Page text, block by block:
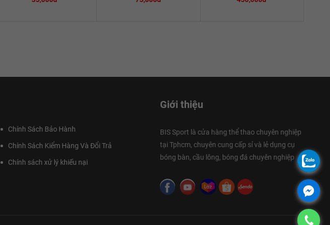
Chính Sách Bảo Hành
Chính Sách Kiểm Hàng Và Đổi Trả
Chính sách xử lý khiếu nại
Giới thiệu
BIS Sport là cửa hàng thể thao chuyên nghiệp
tại Tphcm, chuyên cung cấp sỉ và lẻ dụng cụ
bóng bàn, cầu lông, bóng đá chuyên nghiệp